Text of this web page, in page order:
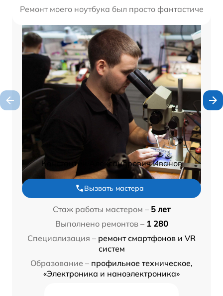
Ремонт моего ноутбука был просто
Константин Александрович Иванов
Вызвать мастера
Стаж работы мастером – 5 лет
Выполнено ремонтов – 1 280
Специализация – ремонт смартфонов и VR
систем
Образование – профильное техническое,
«Электроника и наноэлектроника»